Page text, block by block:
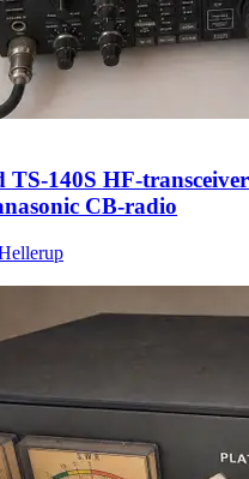
TS-140S HF-
CB-radio